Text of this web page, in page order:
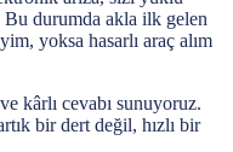
Bu durumda akla ilk gelen
yoksa hasarlı araç alım
kârlı cevabı sunuyoruz.
bir dert değil, hızlı bir